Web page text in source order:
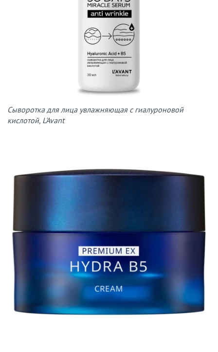
Сыворотка для лица увлажняющая с гиалуроновой
кислотой, L'Avant